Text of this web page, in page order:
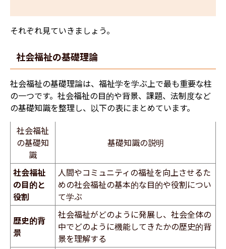
それぞれ見ていきましょう。
社会福祉の基礎理論
社会福祉の基礎理論は、福祉学を学ぶ上で最も重要な柱
の一つです。社会福祉の目的や背景、課題、法制度など
の基礎知識を整理し、以下の表にまとめています。
社会福祉
の基礎知
識
基礎知識の説明
社会福祉
の目的と
役割
人間やコミュニティの福祉を向上させるた
めの社会福祉の基本的な目的や役割につい
て学ぶ
歴史的背
景
社会福祉がどのように発展し、社会全体の
中でどのように機能してきたかの歴史的背
景を理解する